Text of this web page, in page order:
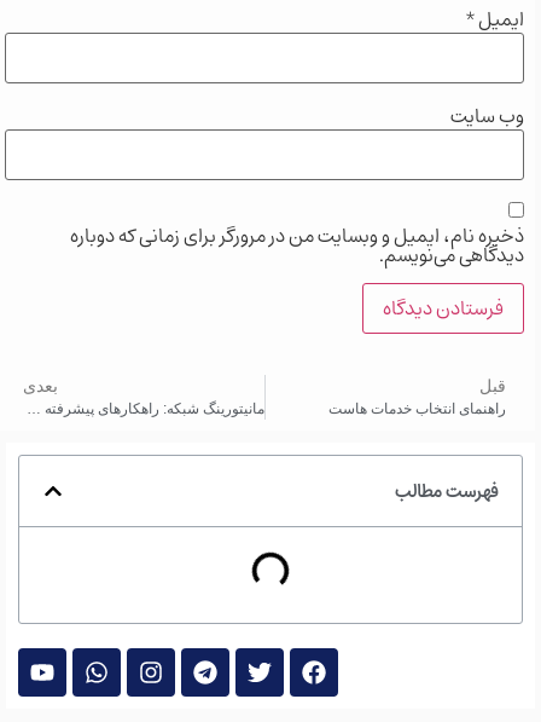
ایمیل*
وب‌ سایت
ذخیره نام، ایمیل و وبسایت من در مرورگر برای زمانی که دوباره
دیدگاهی می‌نویسم.
قبل
راهنمای انتخاب خدمات هاست
بعدی
مانیتورینگ شبکه: راهکارهای پیشرفته و ابزارهای متنوع
فهرست مطالب